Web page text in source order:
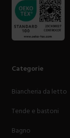
Categorie
Biancheria da letto
Tende e bastoni
Bagno